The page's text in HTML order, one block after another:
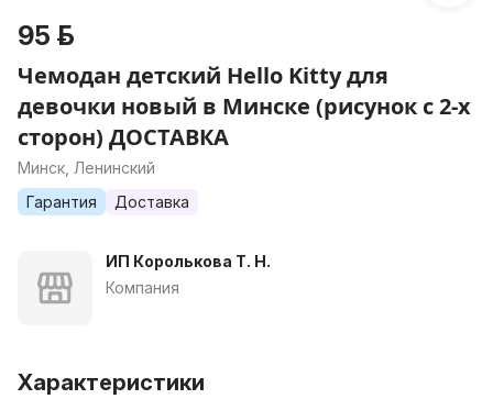
95 р.
Чемодан детский Hello Kitty для
девочки новый в Минске (рисунок с 2-х
сторон) ДОСТАВКА
Минск, Ленинский
Гарантия
Доставка
ИП Королькова Т. Н.
Компания
Характеристики